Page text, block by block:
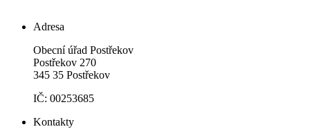
Adresa
Obecní úřad Postřekov
Postřekov 270
345 35 Postřekov
IČ: 00253685
Kontakty